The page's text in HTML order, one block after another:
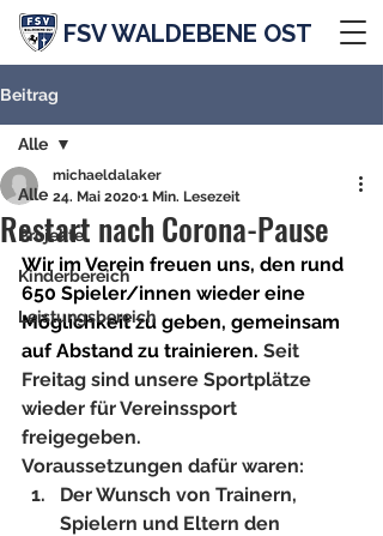
FSV WALDEBENE OST
Beitrag
Alle
Projekte
Kinderbereich
Leistungsbereich
Alle
Restart nach Corona-Pause
michaeldalaker
24. Mai 2020 1 Min. Lesezeit
Wir im Verein freuen uns, den rund
650 Spieler/innen wieder eine
Möglichkeit zu geben, gemeinsam
auf Abstand zu trainieren. Seit
Freitag sind unsere Sportplätze
wieder für Vereinssport
freigegeben.
Voraussetzungen dafür waren:
Der Wunsch von Trainern,
Spielern und Eltern den